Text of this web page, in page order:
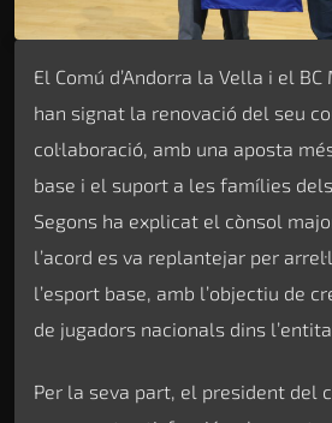
El Comú d’Andorra la Vella i el
han signat la renovació del seu
col·laboració, amb una aposta
base i el suport a les famílies
Segons ha explicat el cònsol
l’acord es va replantejar per
l’esport base, amb l’objectiu de
de jugadors nacionals dins
Per la seva part, el president del